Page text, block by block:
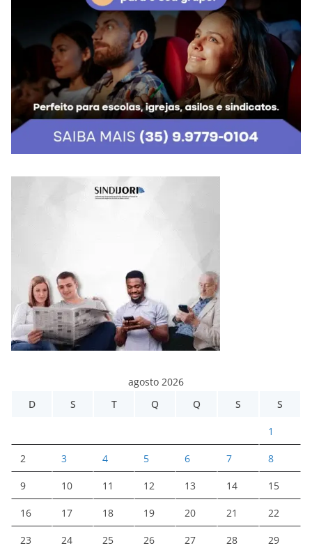
agosto 2026
D
S T Q Q S S
1
2 3 4 5 6 7 8
9 10 11 12 13 14 15
16 17 18 19 20 21 22
23 24 25 26 27 28 29